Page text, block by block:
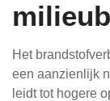
Het
een aanzienlijk
leidt tot hogere